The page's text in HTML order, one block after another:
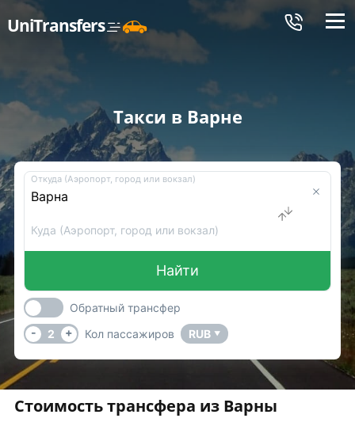
UniTransfers Меню
Такси в Варне
Откуда (Аэропорт, город или вокзал)
Куда (Аэропорт, город или вокзал)
Найти
Обратный трансфер
-
2 + Кол пассажиров RUB ▼
Стоимость трансфера из Варны